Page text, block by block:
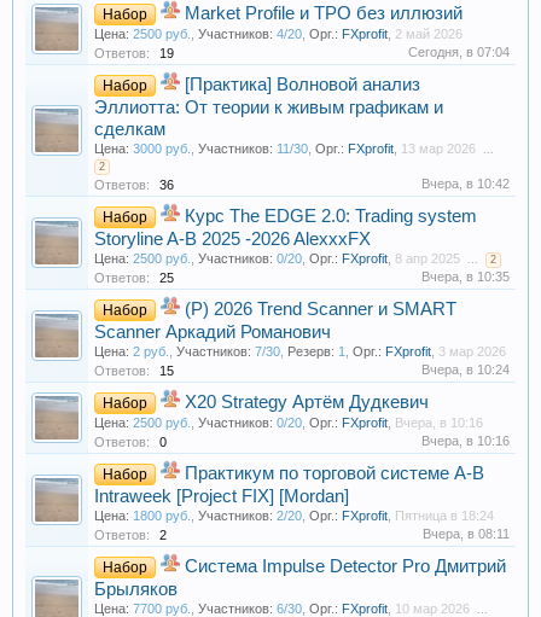
Набор Market Profile и TPO без иллюзий
Цена: 2500 руб. Участников: 4/20 Орг.: FXprofit 2 май 2026
Ответов:
19 Сегодня, в 07:04
Набор
[Практика] Волновой анализ
Эллиотта: От теории к живым графикам и
сделкам
Цена: 3000 руб. Участников: 11/30 Орг.: FXprofit 13 мар 2026
2
Ответов: 36 Вчера, в 10:42
Набор
Курс The EDGE 2.0: Trading system
Storyline A-B 2025 -2026 AlexxxFX
Цена: 2500 руб. Участников: 0/20 Орг.: FXprofit 8 апр 2025 2
Ответов: 25 Вчера, в 10:35
Набор
(Р) 2026 Trend Scanner и SMART
Scanner Аркадий Романович
Цена: 2 руб. Участников: 7/30 Резерв: 1 Орг.: FXprofit 3 мар 2026
Ответов:
15 Вчера, в 10:24
Набор X20 Strategy Артём Дудкевич
Цена: 2500 руб. Участников: 0/20 Орг.: FXprofit Вчера, в 10:16
Ответов:
0 Вчера, в 10:16
Набор
Практикум по торговой системе A-B
Intraweek [Project FIX] [Mordan]
Цена: 1800 руб. Участников: 2/20 Орг.: FXprofit Пятница в 18:24
Ответов:
2 Вчера, в 08:11
Набор
Система Impulse Detector Pro Дмитрий
Брыляков
Цена: 7700 руб. Участников: 6/30 Орг.: FXprofit 10 мар 2026